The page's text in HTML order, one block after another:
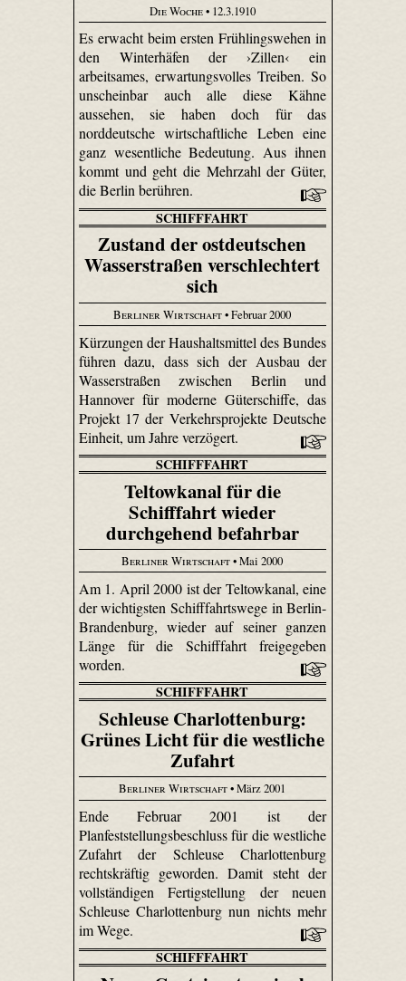
Die Woche• 12.3.1910
Es erwacht beim ersten Frühlingswehen in
den Winterhäfen der ›Zillen‹ ein
arbeitsames, erwartungsvolles Treiben. So
unscheinbar auch alle diese Kähne
aussehen, sie haben doch für das
norddeutsche wirtschaftliche Leben eine
ganz wesentliche Bedeutung. Aus ihnen
kommt und geht die Mehrzahl der Güter,
die Berlin berühren.
SCHIFFFAHRT
Zustand der ostdeutschen
Wasserstraßen verschlechtert
sich
Berliner Wirtschaft• Februar 2000
Kürzungen der Haushaltsmittel des Bundes
führen dazu, dass sich der Ausbau der
Wasserstraßen zwischen Berlin und
Hannover für moderne Güterschiffe, das
Projekt 17 der Verkehrsprojekte Deutsche
Einheit, um Jahre verzögert.
SCHIFFFAHRT
Teltowkanal für die
Schifffahrt wieder
durchgehend befahrbar
Berliner Wirtschaft• Mai 2000
Am 1. April 2000 ist der Teltowkanal, eine
der wichtigsten Schifffahrtswege in Berlin-
Brandenburg, wieder auf seiner ganzen
Länge für die Schifffahrt freigegeben
worden.
SCHIFFFAHRT
Schleuse Charlottenburg:
Grünes Licht für die westliche
Zufahrt
Berliner Wirtschaft• März 2001
Ende Februar 2001 ist der
Planfeststellungsbeschluss für die westliche
Zufahrt der Schleuse Charlottenburg
rechtskräftig geworden. Damit steht der
vollständigen Fertigstellung der neuen
Schleuse Charlottenburg nun nichts mehr
im Wege.
SCHIFFFAHRT